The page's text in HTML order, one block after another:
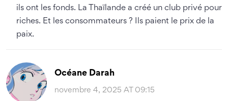
ils ont les fonds. La Thaïlande a créé un club privé pour
riches. Et les consommateurs ? Ils paient le prix de la
paix.
Océane Darah
novembre 4, 2025 AT 09:15